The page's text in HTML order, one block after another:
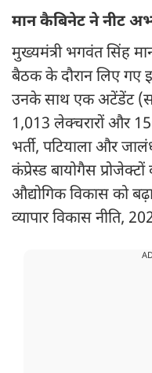
मान कैबिनेट ने नीट
मुख्यमंत्री भगवंत सिंह
बैठक के दौरान लिए गए
उनके साथ एक अटेंडेंट
1,013 लेक्चरारों और
भर्ती, पटियाला और
कंप्रेस्ड बायोगैस
औद्योगिक विकास को
व्यापार विकास नीति,